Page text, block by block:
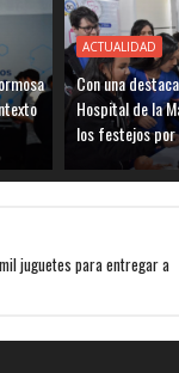
ACTUALIDAD
Con una
Hospital de la
los festejos
juguetes para entregar a